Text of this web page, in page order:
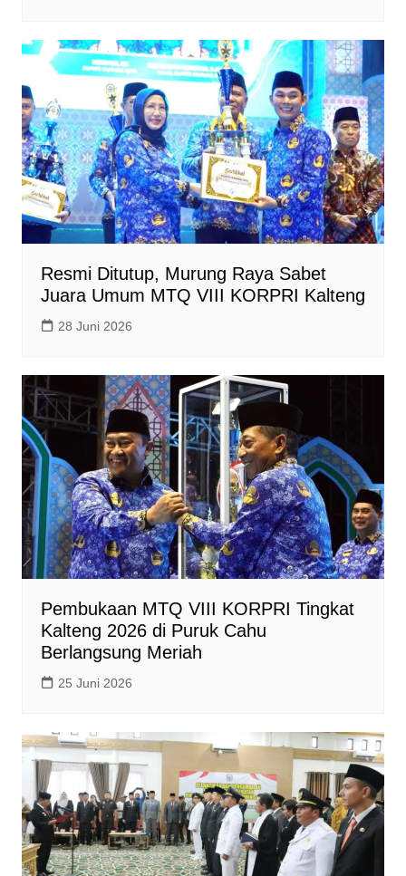
Resmi Ditutup, Murung Raya Sabet
Juara Umum MTQ VIII KORPRI Kalteng
28 Juni 2026
Pembukaan MTQ VIII KORPRI Tingkat
Kalteng 2026 di Puruk Cahu
Berlangsung Meriah
25 Juni 2026